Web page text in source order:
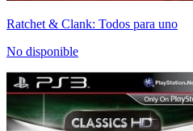
Ratchet & Clank: Todos para uno
No disponible